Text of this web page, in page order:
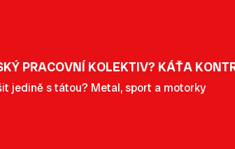
PRACOVNÍ KOLEKTIV? KÁŤA
jedině s tátou? Metal, sport a motorky